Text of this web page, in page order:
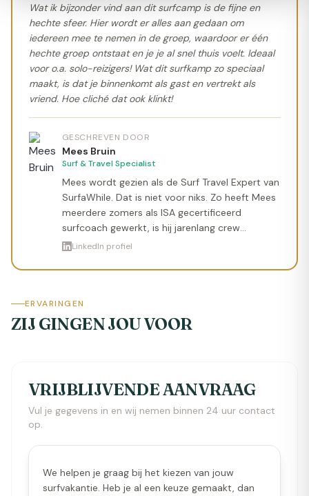
Wat ik bijzonder vind aan dit surfcamp is de fijne en
hechte sfeer. Hier wordt er alles aan gedaan om
iedereen mee te nemen in de groep, waardoor er één
hechte groep ontstaat en je je al snel thuis voelt. Ideaal
voor o.a. solo-reizigers! Wat dit surfkamp zo speciaal
maakt, is dat je binnenkomt als gast en vertrekt als
vriend. Hoe cliché dat ook klinkt!
GESCHREVEN DOOR
Mees Bruin
Surf & Travel Specialist
Mees wordt gezien als de Surf Travel Expert van
SurfaWhile. Dat is niet voor niks. Zo heeft Mees
meerdere zomers als ISA gecertificeerd
surfcoach gewerkt, is hij jarenlang crew
geweest op verschillende surfcamps en heeft
golven te surfen. Met een bak aan ervaringen
welke surfvakantie het beste bij jou past!
LinkedIn profiel
ERVARINGEN
ZIJ GINGEN JOU VOOR
VRIJBLIJVENDE AANVRAAG
Vul je gegevens in en wij nemen binnen 24 uur contact
op.
We helpen je graag bij het kiezen van jouw
surfvakantie. Heb je al een keuze gemaakt, dan